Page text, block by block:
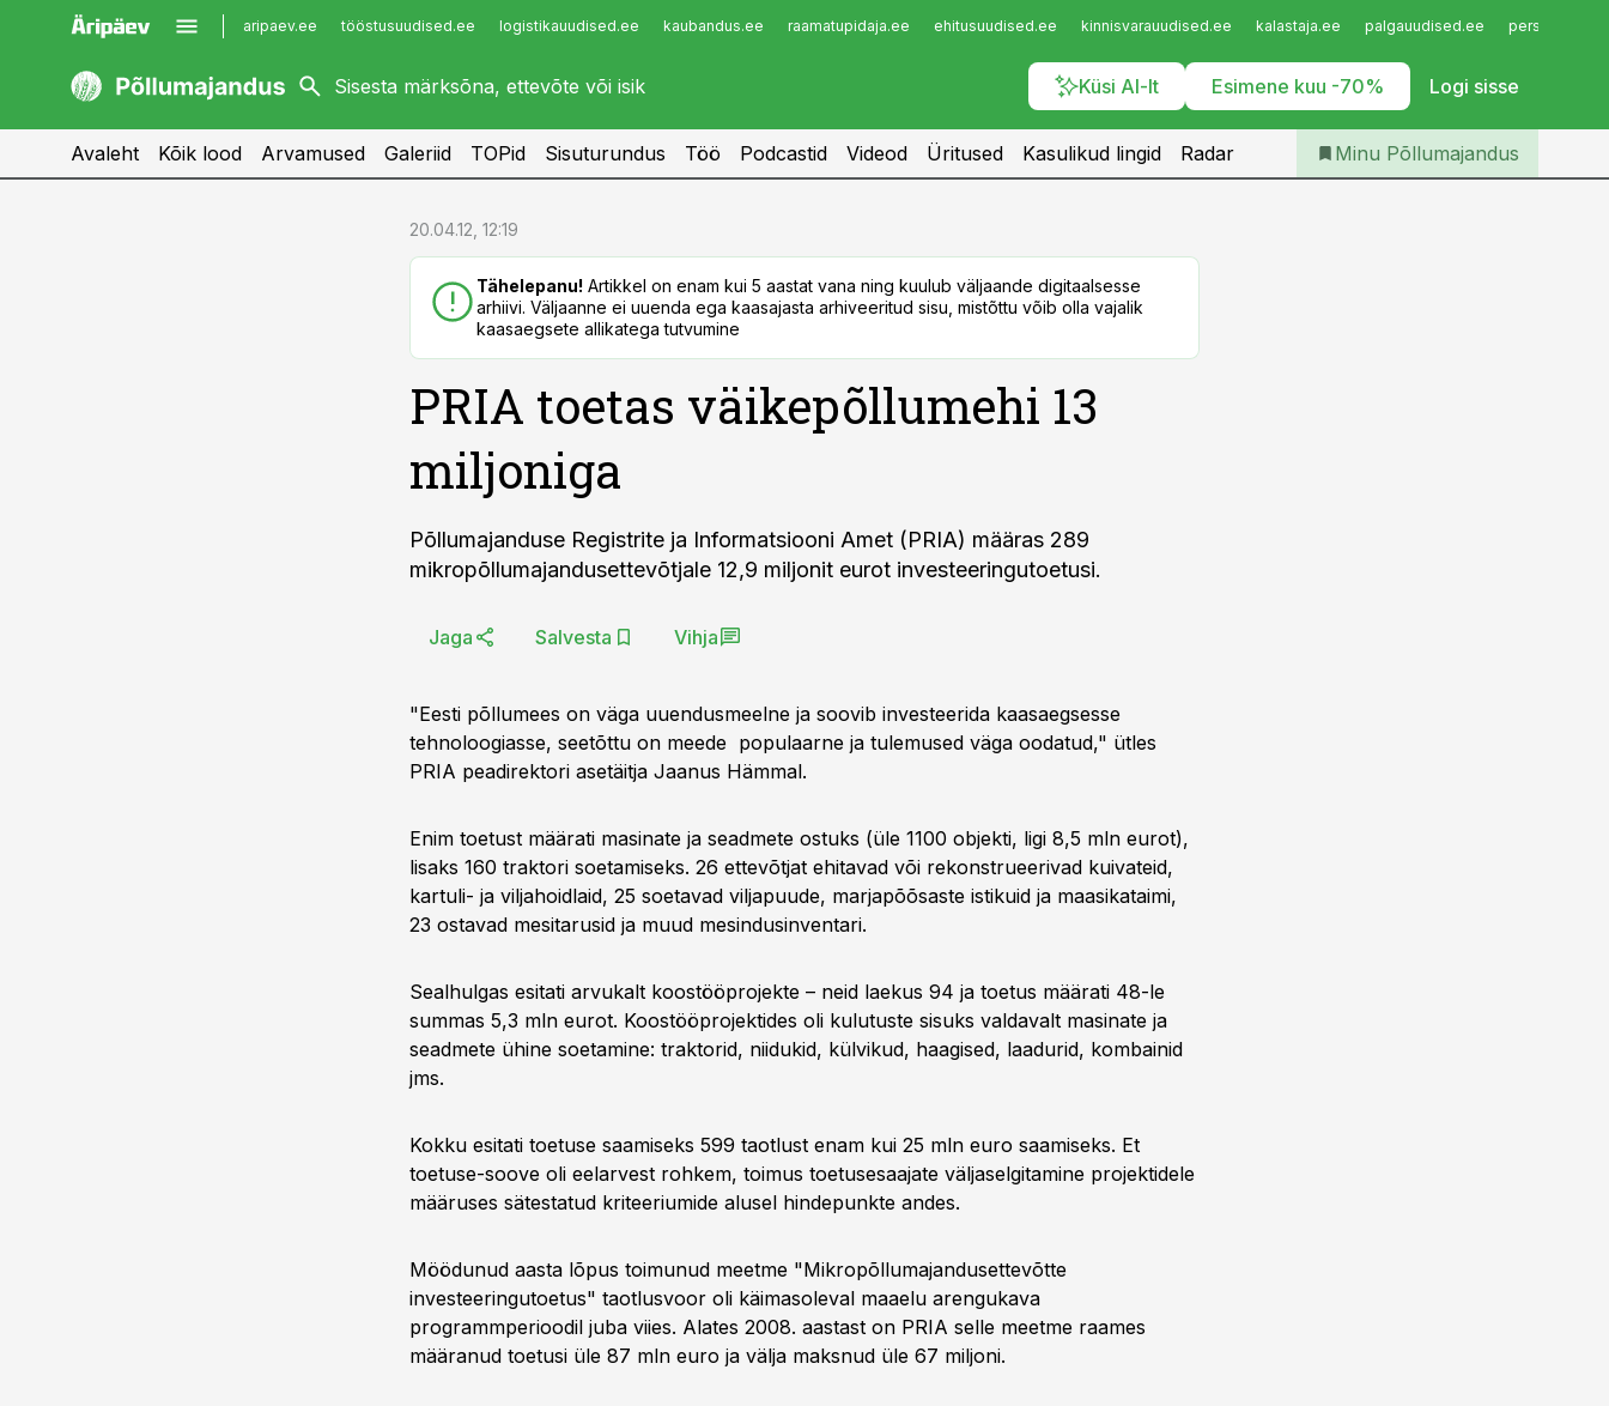
aripaev.ee tööstusuudised.ee logistikauudised.ee kaubandus.ee raamatupidaja.ee ehitusuudised.ee kinnisvarauudised.ee kalastaja.ee palgauudised.ee
Küsi AI-lt Esimene kuu -70% Logi sisse
kaubandus.ee
kinnisvarauudised.ee
imelineajalugu.ee
Infopank
Iseteenindus
Telli Põllumajandus
Avaleht Kõik lood Arvamused Galeriid TOPid Sisuturundus Töö Podcastid Videod Üritused Kasulikud lingid Radar Minu Põllumajandus
20.04.12, 12:19
Tähelepanu! Artikkel on enam kui 5 aastat vana ning kuulub väljaande digitaalsesse
arhiivi. Väljaanne ei uuenda ega kaasajasta arhiveeritud sisu, mistõttu võib olla vajalik
kaasaegsete allikatega tutvumine
PRIA toetas väikepõllumehi 13
miljoniga
Põllumajanduse Registrite ja Informatsiooni Amet (PRIA) määras 289
mikropõllumajandusettevõtjale 12,9 miljonit eurot investeeringutoetusi.
Jaga Salvesta Vihja
"Eesti põllumees on väga uuendusmeelne ja soovib investeerida kaasaegsesse
tehnoloogiasse, seetõttu on meede populaarne ja tulemused väga oodatud," ütles
PRIA peadirektori asetäitja Jaanus Hämmal.
Enim toetust määrati masinate ja seadmete ostuks (üle 1100 objekti, ligi 8,5 mln eurot),
lisaks 160 traktori soetamiseks. 26 ettevõtjat ehitavad või rekonstrueerivad kuivateid,
kartuli- ja viljahoidlaid, 25 soetavad viljapuude, marjapõõsaste istikuid ja maasikataimi,
23 ostavad mesitarusid ja muud mesindusinventari.
Sealhulgas esitati arvukalt koostööprojekte – neid laekus 94 ja toetus määrati 48-le
summas 5,3 mln eurot. Koostööprojektides oli kulutuste sisuks valdavalt masinate ja
seadmete ühine soetamine: traktorid, niidukid, külvikud, haagised, laadurid, kombainid
jms.
Kokku esitati toetuse saamiseks 599 taotlust enam kui 25 mln euro saamiseks. Et
toetuse-soove oli eelarvest rohkem, toimus toetusesaajate väljaselgitamine projektidele
määruses sätestatud kriteeriumide alusel hindepunkte andes.
Möödunud aasta lõpus toimunud meetme "Mikropõllumajandusettevõtte
investeeringutoetus" taotlusvoor oli käimasoleval maaelu arengukava
programmperioodil juba viies. Alates 2008. aastast on PRIA selle meetme raames
määranud toetusi üle 87 mln euro ja välja maksnud üle 67 miljoni.